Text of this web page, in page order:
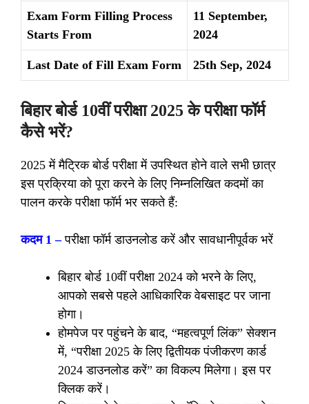
Exam Form Filling Process
Starts From
11 September,
2024
Last Date of Fill Exam Form 25th Sep, 2024
बिहार बोर्ड 10वीं परीक्षा 2025 के परीक्षा फॉर्म
कैसे भरें?
2025 में मैट्रिक बोर्ड परीक्षा में उपस्थित होने वाले सभी छात्र
इस प्रक्रिया को पूरा करने के लिए निम्नलिखित कदमों का
पालन करके परीक्षा फॉर्म भर सकते हैं:
कदम 1 – परीक्षा फॉर्म डाउनलोड करें और सावधानीपूर्वक भरें
बिहार बोर्ड 10वीं परीक्षा 2024 को भरने के लिए,
आपको सबसे पहले आधिकारिक वेबसाइट पर जाना
होगा।
होमपेज पर पहुंचने के बाद, “महत्वपूर्ण लिंक” सेक्शन
में, “परीक्षा 2025 के लिए द्वितीयक पंजीकरण कार्ड
2024 डाउनलोड करें” का विकल्प मिलेगा। इस पर
क्लिक करें।